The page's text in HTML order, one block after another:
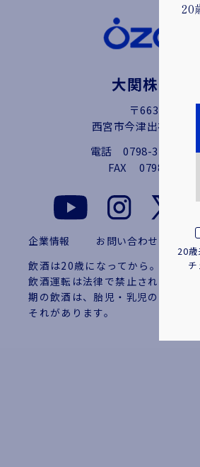
大関株式会社
〒663-8227
西宮市今津出在家町4
電話0798-32-2111
FAX 0798-36-
飲酒は20歳になってから。お酒は
飲酒運転は法律で禁止されていま
期の飲酒は、胎児・乳児の発育に
それがあります。
企業情報 お問い合わせ
20
20